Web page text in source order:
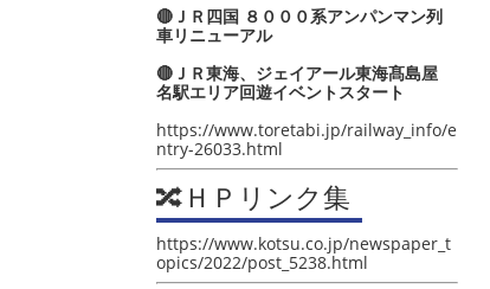
🔴ＪＲ四国 ８０００系アンパンマン列
車リニューアル
🔴ＪＲ東海、ジェイアール東海髙島屋
名駅エリア回遊イベントスタート
https://www.toretabi.jp/railway_info/e
ntry-26033.html
🔀ＨＰリンク集
https://www.kotsu.co.jp/newspaper_t
opics/2022/post_5238.html